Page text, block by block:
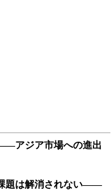
アジア市場への進出
題は解消されない――